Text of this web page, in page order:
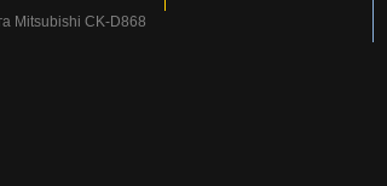
Mitsubishi CK-D868